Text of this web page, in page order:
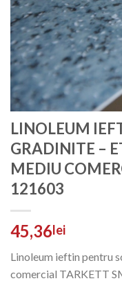
LINOLEUM
GRADINITE –
MEDIU
121603
45,36lei
Linoleum ieftin pentru
comercial TARKETT